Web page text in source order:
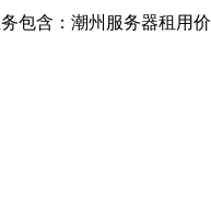
包含：潮州服务器租用